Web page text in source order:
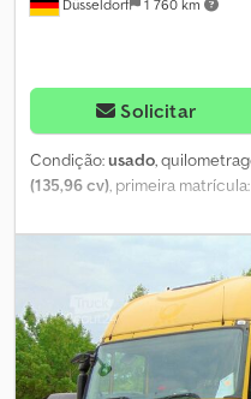
Düsseldorf 1 760 km
Solicitar
Condição:usado,
(135,96 cv), primeira matrícula:
,
branco, tipo de engrenagem:
9
ABS, *
Veículo de transporte *
* Plataforma com ajuste
* Engate de reboque para
técnica válida até 03/2027 *